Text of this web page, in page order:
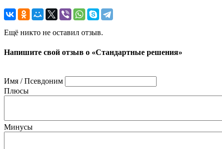
Ещё никто не оставил отзыв.
Напишите свой отзыв о «Стандартные решения»
Имя / Псевдоним
Плюсы
Минусы